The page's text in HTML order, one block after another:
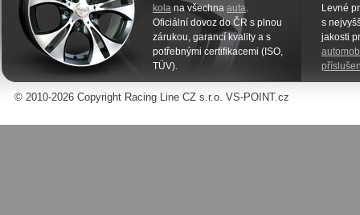
kola na všechna auta.
Oficiální dovoz do ČR s plnou
zárukou, garancí kvality a s
potřebnými certifikacemi (ISO,
TÜV).
Levné
s
jakosti
© 2010-2026 Copyright Racing Line CZ s.r.o. VS-POINT.cz